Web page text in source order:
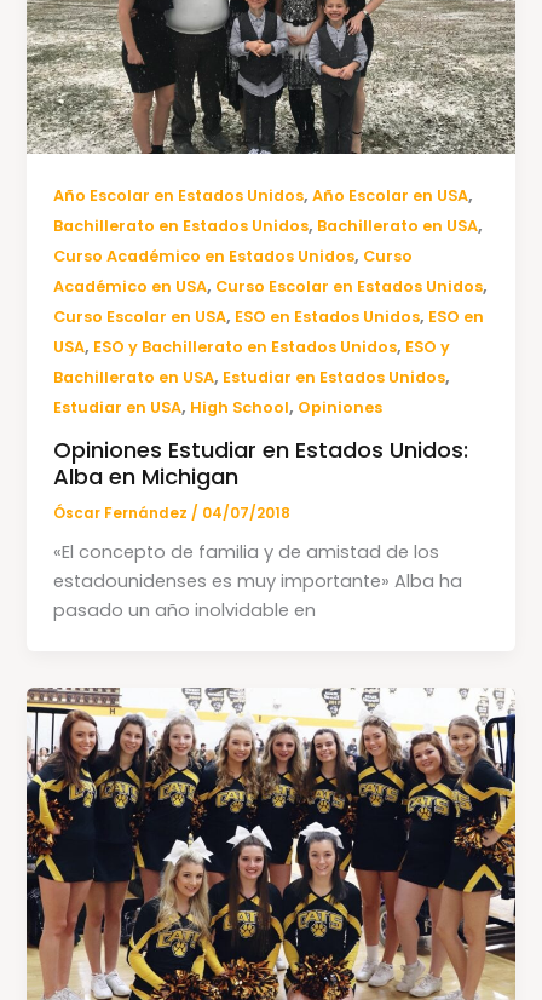
Año Escolar en Estados Unidos,Año Escolar en USA,
Bachillerato en Estados Unidos, Bachillerato en USA,
Curso Académico en Estados Unidos, Curso
Académico en USA, Curso Escolar en Estados Unidos,
Curso Escolar en USA, ESO en Estados Unidos, ESO en
USA, ESO y Bachillerato en Estados Unidos, ESO y
Bachillerato en USA, Estudiar en Estados Unidos,
Estudiar en USA, High School, Opiniones
Opiniones Estudiar en Estados Unidos:
Alba en Michigan
Óscar Fernández / 04/07/2018
«El concepto de familia y de amistad de los
estadounidenses es muy importante» Alba ha
pasado un año inolvidable en